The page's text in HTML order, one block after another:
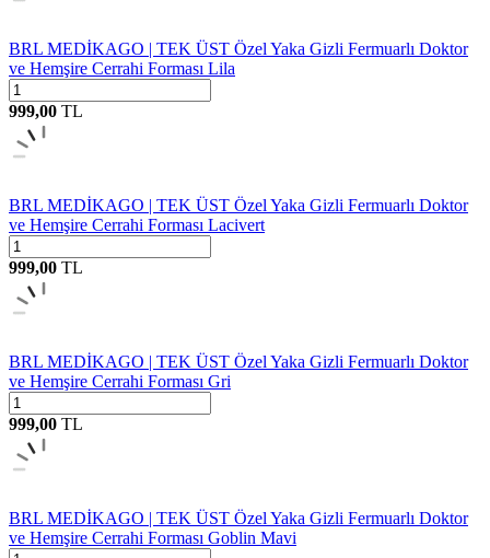
BRL MEDİKAGO | TEK ÜST Özel Yaka Gizli Fermuarlı Doktor
ve Hemşire Cerrahi Forması Lila
999,00 TL
BRL MEDİKAGO | TEK ÜST Özel Yaka Gizli Fermuarlı Doktor
ve Hemşire Cerrahi Forması Lacivert
999,00 TL
BRL MEDİKAGO | TEK ÜST Özel Yaka Gizli Fermuarlı Doktor
ve Hemşire Cerrahi Forması Gri
999,00 TL
BRL MEDİKAGO | TEK ÜST Özel Yaka Gizli Fermuarlı Doktor
ve Hemşire Cerrahi Forması Goblin Mavi